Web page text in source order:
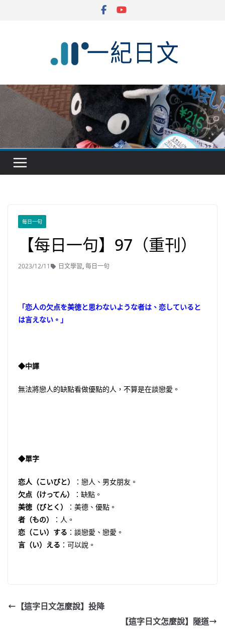
每日一句
【每日一句】97（重刊）
2023/12/11 日文學習,每日一句
「恋人の欠点を美徳と思わないような者は、恋していると
は言えない。」
◆中譯
無法將戀人的缺點看做優點的人，不算是在談戀愛。
◆單字
恋人（こいびと）
：戀人、男女朋友。
欠点（けってん）
：缺點。
美徳（びとく）
：美德、優點。
者（もの）
：人。
恋（こい）する ：談戀愛、戀愛。
言（い）える ：可以說。
【這字日文怎麼說】投降
【這字日文怎麼說】隧道